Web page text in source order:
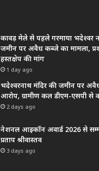
कावड़ मेले से पहले गरमाया भदेश्वर
जमीन पर अवैध कब्जे का मामला,
हस्तक्षेप की मांग
1 day ago
भदेश्वरनाथ मंदिर की जमीन पर
आरोप, ग्रामीण कल डीएम-एसपी से
2 days ago
नेशनल आइकॉन अवार्ड 2026 से
प्रताप श्रीवास्तव
3 days ago